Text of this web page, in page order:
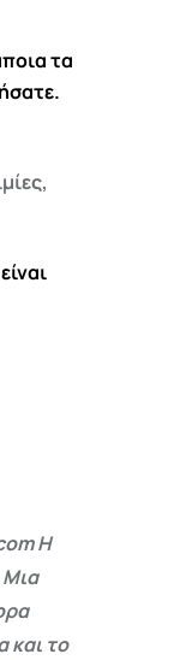
τα
Η
Μια
και το